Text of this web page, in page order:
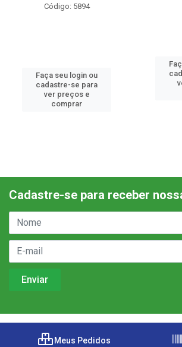
Código: 5894
Faça seu login ou
cadastre-se para
ver preços e
comprar
Cadastre-se para receber
Meus Pedidos